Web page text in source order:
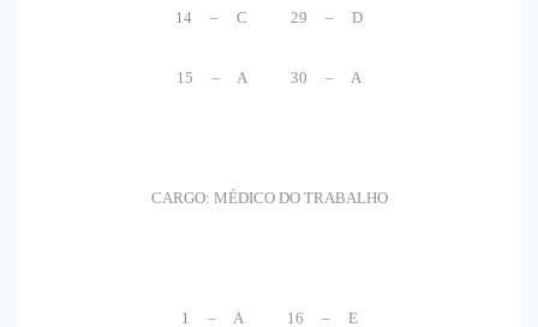
14 – C 29 – D
15 – A 30 – A
CARGO: MÉDICO DO TRABALHO
1 – A 16 – E